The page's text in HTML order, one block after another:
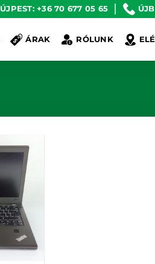
ÚJPEST: +36 70 677 05 65
ÁRAK RÓLUNK